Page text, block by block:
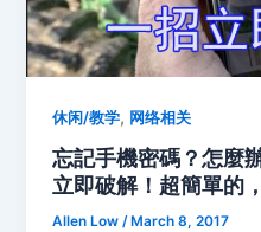
休闲/教学, 网络相关
忘記手機密碼？怎麼
立即破解！超簡單的
Allen Low/ March 8, 2017